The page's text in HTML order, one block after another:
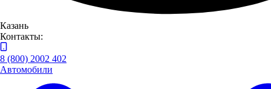
Казань
Контакты:
8 (800) 2002 402
Автомобили